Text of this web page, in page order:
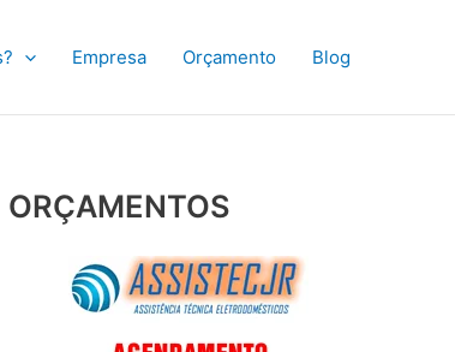
Empresa Orçamento Blog
ORÇAMENTOS